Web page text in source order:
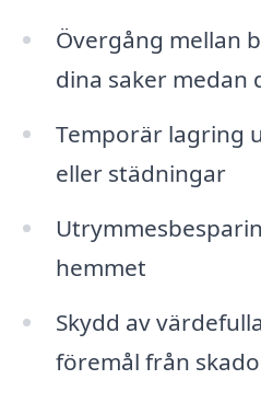
Övergång mellan
dina saker medan
Temporär lagring
eller städningar
hemmet
Skydd av
föremål från